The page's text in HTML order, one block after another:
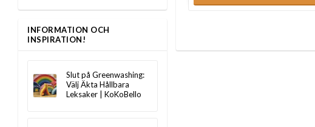
INFORMATION OCH
INSPIRATION!
Slut på Greenwashing:
Välj Äkta Hållbara
Leksaker | KoKoBello